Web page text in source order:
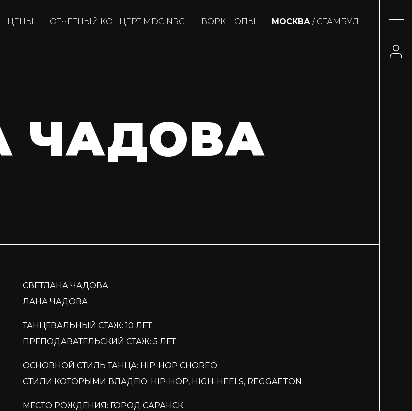
ЦЕНЫ ОТЧЕТНЫЙ КОНЦЕРТ MDC NRG ВОРКШОПЫ МОСКВА / СТАМБУЛ
ЧАДОВА
СВЕТЛАНА ЧАДОВА
ЛАНА ЧАДОВА
ТАНЦЕВАЛЬНЫЙ СТАЖ: 10 ЛЕТ
ПРЕПОДАВАТЕЛЬСКИЙ СТАЖ: 5 ЛЕТ
ОСНОВНОЙ СТИЛЬ ТАНЦА: HIP-HOP CHOREO
СТИЛИ КОТОРЫМИ ВЛАДЕЮ: HIP-HOP, HIGH-HEELS, REGGAETON
МЕСТО РОЖДЕНИЯ: ГОРОД САРАНСК